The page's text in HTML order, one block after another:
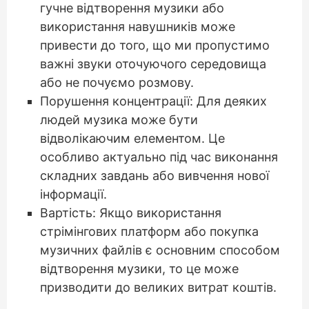
гучне відтворення музики або
використання навушників може
привести до того, що ми пропустимо
важні звуки оточуючого середовища
або не почуємо розмову.
Порушення концентрації: Для деяких
людей музика може бути
відволікаючим елементом. Це
особливо актуально під час виконання
складних завдань або вивчення нової
інформації.
Вартість: Якщо використання
стрімінгових платформ або покупка
музичних файлів є основним способом
відтворення музики, то це може
призводити до великих витрат коштів.